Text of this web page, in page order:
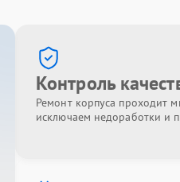
Контроль
Ремонт корпуса проходит
исключаем недоработки и